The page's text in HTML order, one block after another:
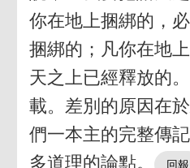
你在地上捆綁的，
捆綁的；凡你在地
天之上已經釋放的
載。差別的原因在
們一本主的完整傳
多道理的論點。